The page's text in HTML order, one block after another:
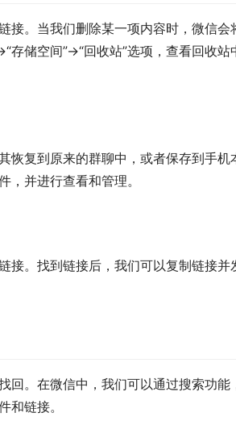
接。当我们删除某一项内容时，微信会
存储空间”→“回收站”选项，查看回收站
恢复到原来的群聊中，或者保存到手机
并进行查看和管理。
接。找到链接后，我们可以复制链接并
回。在微信中，我们可以通过搜索功能
和链接。